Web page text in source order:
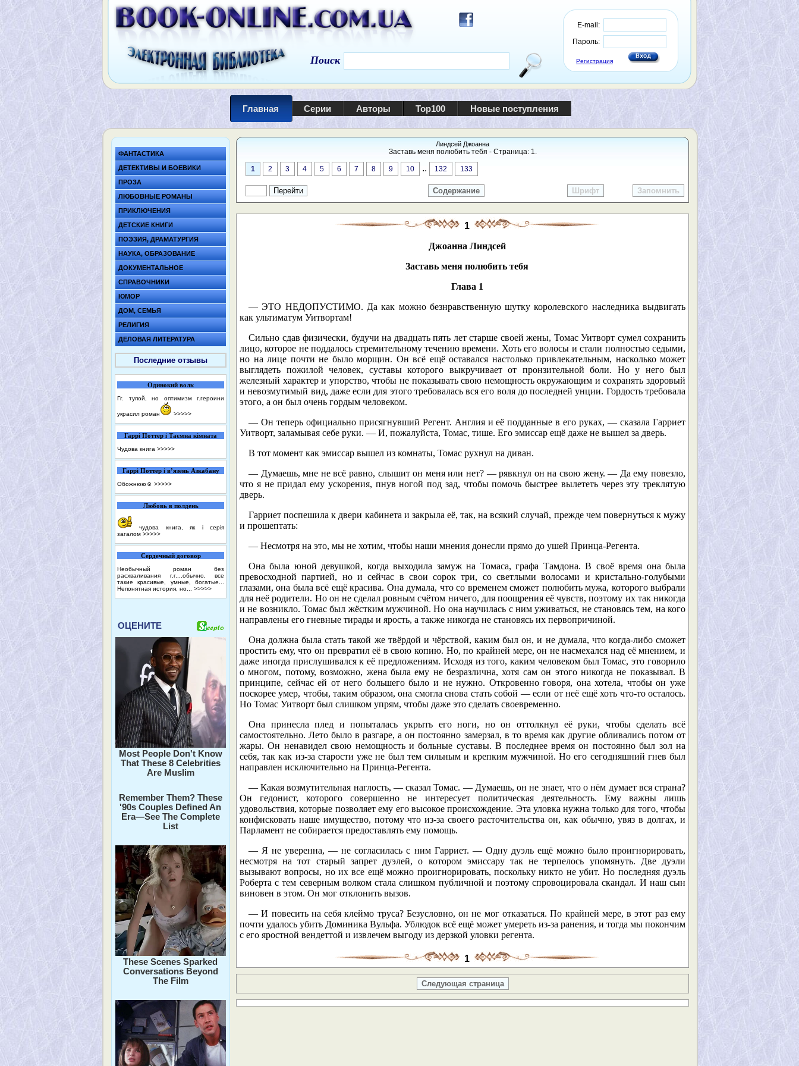
E-mail:
Пароль:
Регистрация
Поиск
Главная Серии Авторы Top100 Новые поступления
ФАНТАСТИКА
ДЕТЕКТИВЫ И БОЕВИКИ
ПРОЗА
ЛЮБОВНЫЕ РОМАНЫ
ПРИКЛЮЧЕНИЯ
ДЕТСКИЕ КНИГИ
ПОЭЗИЯ, ДРАМАТУРГИЯ
НАУКА, ОБРАЗОВАНИЕ
ДОКУМЕНТАЛЬНОЕ
СПРАВОЧНИКИ
ЮМОР
ДОМ, СЕМЬЯ
РЕЛИГИЯ
ДЕЛОВАЯ ЛИТЕРАТУРА
Последние отзывы
Одинокий волк
Гг. тупой, но оптимизм г.героини
украсил роман >>>>>
Гаррі Поттер і Таємна кімната
Чудова книга >>>>>
Гаррі Поттер і в’язень Азкабану
Обожнюю☺️ >>>>>
Любовь в полдень
чудова книга, як і серія
загалом >>>>>
Сердечный договор
Необычный роман без
расхваливания г.г....обычно, все
такие красивые, умные, богатые...
Непонятная история, но... >>>>>
ОЦЕНИТЕ
Most People Don't Know
That These 8 Celebrities
Are Muslim
Remember Them? These
'90s Couples Defined An
Era—See The Complete
List
These Scenes Sparked
Conversations Beyond
The Film
Линдсей Джоанна
Заставь меня полюбить тебя - Страница: 1.
1 2 3 4 5 6 7 8 9 10 .. 132 133
Содержание Шрифт Запомнить
1
Джоанна Линдсей
Заставь меня полюбить тебя
Глава 1
— ЭТО НЕДОПУСТИМО. Да как можно безнравственную шутку королевского наследника выдвигать
как ультиматум Уитвортам!
Сильно сдав физически, будучи на двадцать пять лет старше своей жены, Томас Уитворт сумел сохранить
лицо, которое не поддалось стремительному течению времени. Хоть его волосы и стали полностью седыми,
но на лице почти не было морщин. Он всё ещё оставался настолько привлекательным, насколько может
выглядеть пожилой человек, суставы которого выкручивает от пронзительной боли. Но у него был
железный характер и упорство, чтобы не показывать свою немощность окружающим и сохранять здоровый
и невозмутимый вид, даже если для этого требовалась вся его воля до последней унции. Гордость требовала
этого, а он был очень гордым человеком.
— Он теперь официально присягнувший Регент. Англия и её подданные в его руках, — сказала Гарриет
Уитворт, заламывая себе руки. — И, пожалуйста, Томас, тише. Его эмиссар ещё даже не вышел за дверь.
В тот момент как эмиссар вышел из комнаты, Томас рухнул на диван.
— Думаешь, мне не всё равно, слышит он меня или нет? — рявкнул он на свою жену. — Да ему повезло,
что я не придал ему ускорения, пнув ногой под зад, чтобы помочь быстрее вылететь через эту треклятую
дверь.
Гарриет поспешила к двери кабинета и закрыла её, так, на всякий случай, прежде чем повернуться к мужу
и прошептать:
— Несмотря на это, мы не хотим, чтобы наши мнения донесли прямо до ушей Принца-Регента.
Она была юной девушкой, когда выходила замуж на Томаса, графа Тамдона. В своё время она была
превосходной партией, но и сейчас в свои сорок три, со светлыми волосами и кристально-голубыми
глазами, она была всё ещё красива. Она думала, что со временем сможет полюбить мужа, которого выбрали
для неё родители. Но он не сделал ровным счётом ничего, для поощрения её чувств, поэтому их так никогда
и не возникло. Томас был жёстким мужчиной. Но она научилась с ним уживаться, не становясь тем, на кого
направлены его гневные тирады и ярость, а также никогда не становясь их первопричиной.
Она должна была стать такой же твёрдой и чёрствой, каким был он, и не думала, что когда-либо сможет
простить ему, что он превратил её в свою копию. Но, по крайней мере, он не насмехался над её мнением, и
даже иногда прислушивался к её предложениям. Исходя из того, каким человеком был Томас, это говорило
о многом, потому, возможно, жена была ему не безразлична, хотя сам он этого никогда не показывал. В
принципе, сейчас ей от него большего было и не нужно. Откровенно говоря, она хотела, чтобы он уже
поскорее умер, чтобы, таким образом, она смогла снова стать собой — если от неё ещё хоть что-то осталось.
Но Томас Уитворт был слишком упрям, чтобы даже это сделать своевременно.
Она принесла плед и попыталась укрыть его ноги, но он оттолкнул её руки, чтобы сделать всё
самостоятельно. Лето было в разгаре, а он постоянно замерзал, в то время как другие обливались потом от
жары. Он ненавидел свою немощность и больные суставы. В последнее время он постоянно был зол на
себя, так как из-за старости уже не был тем сильным и крепким мужчиной. Но его сегодняшний гнев был
направлен исключительно на Принца-Регента.
— Какая возмутительная наглость, — сказал Томас. — Думаешь, он не знает, что о нём думает вся страна?
Он гедонист, которого совершенно не интересует политическая деятельность. Ему важны лишь
удовольствия, которые позволяет ему его высокое происхождение. Эта уловка нужна только для того, чтобы
конфисковать наше имущество, потому что из-за своего расточительства он, как обычно, увяз в долгах, и
Парламент не собирается предоставлять ему помощь.
— Я не уверенна, — не согласилась с ним Гарриет. — Одну дуэль ещё можно было проигнорировать,
несмотря на тот старый запрет дуэлей, о котором эмиссару так не терпелось упомянуть. Две дуэли
вызывают вопросы, но их все ещё можно проигнорировать, поскольку никто не убит. Но последняя дуэль
Роберта с тем северным волком стала слишком публичной и поэтому спровоцировала скандал. И наш сын
виновен в этом. Он мог отклонить вызов.
— И повесить на себя клеймо труса? Безусловно, он не мог отказаться. По крайней мере, в этот раз ему
почти удалось убить Доминика Вульфа. Ублюдок всё ещё может умереть из-за ранения, и тогда мы покончим
с его яростной вендеттой и извлечем выгоду из дерзкой уловки регента.
1
Следующая страница